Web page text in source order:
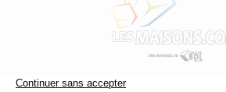
Constructeur de maisons individuelles,